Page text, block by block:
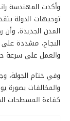
وأكدت المهندسة
توجيهات الدولة
المدن الجديدة،
النجاح، مشددة
والعمل على سرعة
وفي ختام الجولة،
والمخالفات بصورة
كفاءة المسطحات